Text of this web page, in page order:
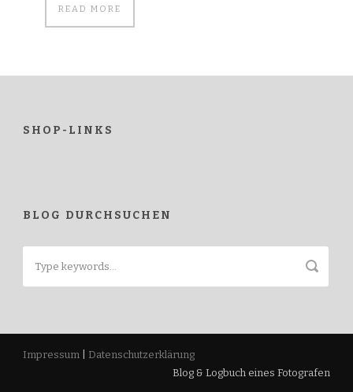
READ MORE
SHOP-LINKS
BLOG DURCHSUCHEN
Impressum
Datenschutzerklärung
Blog & Logbuch eines Fotografen